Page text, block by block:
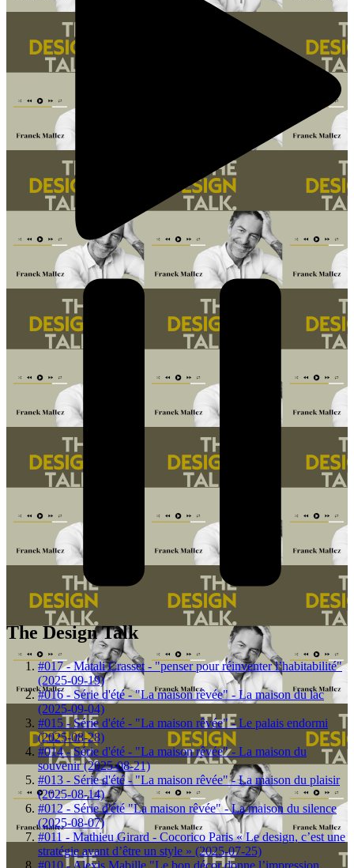
The Design Talk
#017 - Matali Crasset - "penser pour réinventer l’habitabilité"
(2025-09-19)
#016 - Série d'été - "La maison rêvée" - La maison du lac
(2025-09-04)
#015 - Série d'été - "La maison rêvée" - Le palais endormi
(2025-08-28)
#014 - Série d'été - "La maison rêvée" - La maison du
souvenir (2025-08-21)
#013 - Série d'été - "La maison rêvée" - La maison du plaisir
(2025-08-14)
#012 - Série d'été "La maison rêvée" - La maison du silence
(2025-08-07)
#011 - Mathieu Girard - Cocorico Paris « Le design, c’est une
stratégie avant d’être un style » (2025-07-25)
#010 - Alexis Mabille "Le bon décor donne l’impression